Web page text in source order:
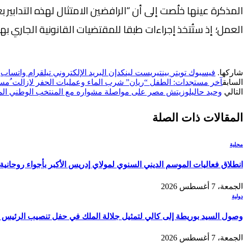
المذكرة عينها خلُصت إلى أن “الرافضين الامتثال لهذه
العمل؛ إذ ستُتخذ إجراءات طبقا للمقتضيات القانونية الجاري
شاركها. فيسبوك تويتر بينتيريست لينكدإن البريد الإلكتروني تيلقرام واتساب
السابقآخر مستجدات: الطفل “ريان” شرب الماء وعمليات الحفر لازالت
التالي وحيد حاليلوزيتش مصر على مواصلة مشواره مع المنتخب الوطني
المقالات ذات الصلة
محلية
انطلاق فعاليات الموسم الديني السنوي لمولاي إدريس الأكبر بأجواء
الجمعة، 7 أغسطس 2026
دولية
وصول السيد بوريطة إلى كالي لتمثيل جلالة الملك في حفل تنصيب الرئيس
الجمعة، 7 أغسطس 2026